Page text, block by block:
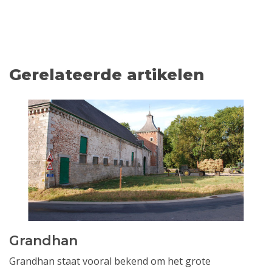
Gerelateerde artikelen
Grandhan
Grandhan staat vooral bekend om het grote